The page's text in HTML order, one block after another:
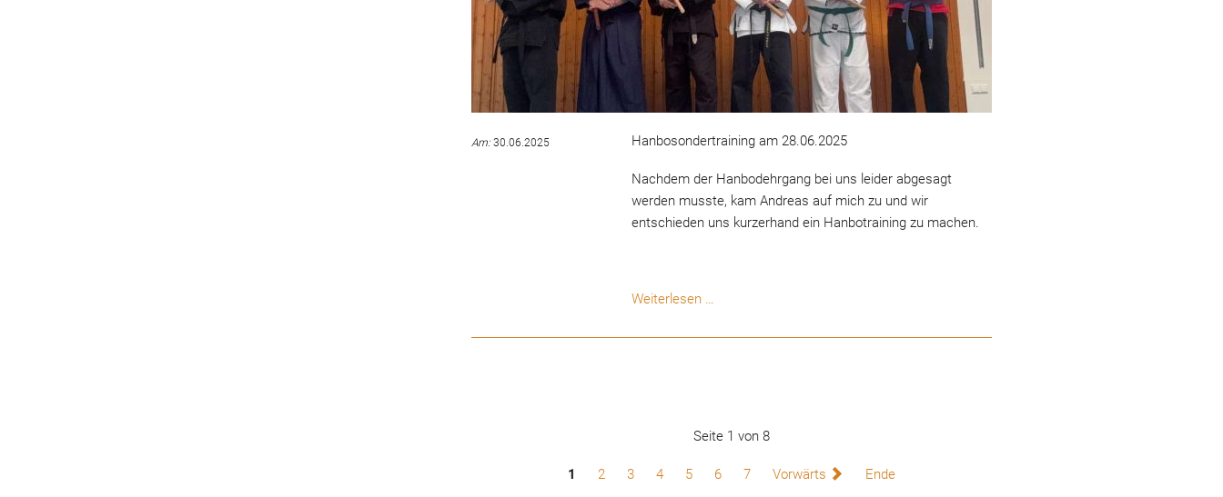
Am: 30.06.2025 Hanbosondertraining am 28.06.2025
Nachdem der Hanbodehrgang bei uns leider abgesagt
werden musste, kam Andreas auf mich zu und wir
entschieden uns kurzerhand ein Hanbotraining zu machen.
Weiterlesen …
Seite 1 von 8
1 2 3 4 5 6 7 Vorwärts Ende